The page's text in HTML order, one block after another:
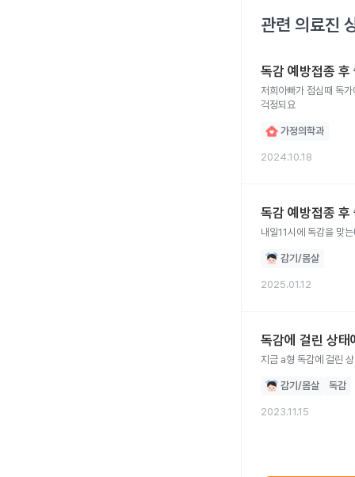
관련 의료진
독감 예방접종
저희아빠가 점심때 독
걱정되요
가정의학과
2024.10.18
독감 예방접종
내일11시에 독감을 맞
감기/몸살
2025.01.12
독감에 걸린 상
지금 a형 독감에 걸린
감기/몸살 독감
2023.11.15